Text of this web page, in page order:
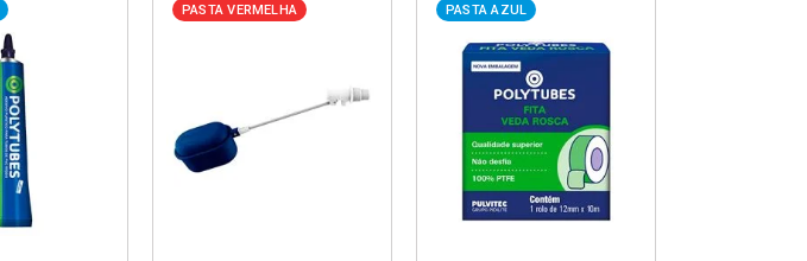
PASTA VERMELHA PASTA AZUL